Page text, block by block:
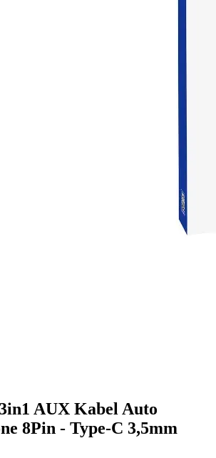
AUX Kabel Auto
8Pin - Type-C 3,5mm